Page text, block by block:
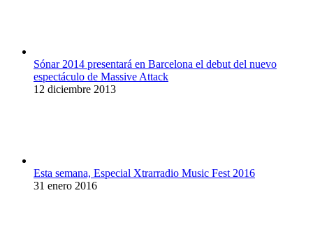
Sónar 2014 presentará en Barcelona el debut del nuevo
espectáculo de Massive Attack
12 diciembre 2013
Esta semana, Especial Xtrarradio Music Fest 2016
31 enero 2016